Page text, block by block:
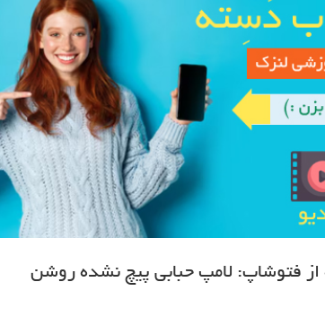
فتوشاپ: لامپ حبابی پیچ نشده روشن